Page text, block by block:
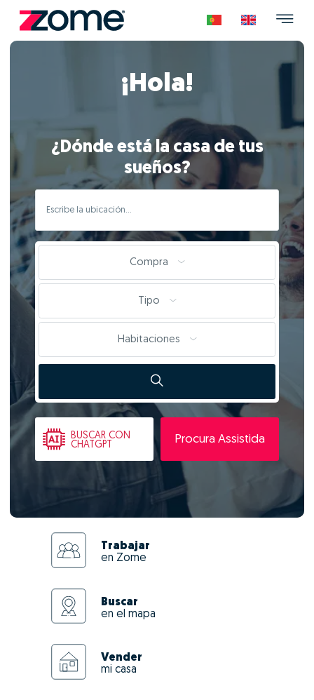
¡Hola!
¿Dónde está la casa de tus
sueños?
Compra
Tipo
Habitaciones
BUSCAR CON
CHATGPT
Procura Assistida
Trabajar
en Zome
Buscar
en el mapa
Vender
mi casa